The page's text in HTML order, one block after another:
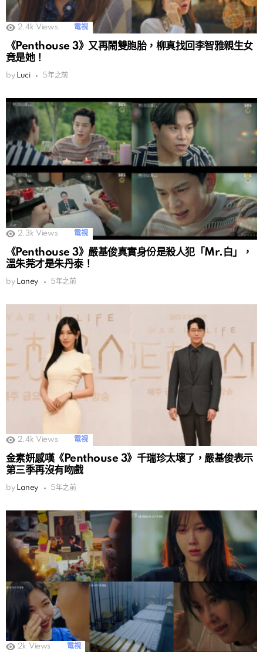
2.4k Views 電視
《Penthouse 3》又再鬧雙胞胎，柳真找回李智雅親生女
竟是她！
by Luci 5年之前
2.3k Views 電視
《Penthouse 3》嚴基俊真實身份是殺人犯「Mr.白」，
溫朱莞才是朱丹泰！
by Laney 5年之前
2.4k Views 電視
金素妍感嘆《Penthouse 3》千瑞珍太壞了，嚴基俊表示
第三季再沒有吻戲
by Laney 5年之前
2k Views 電視